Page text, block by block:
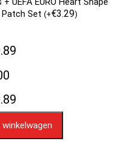
Patch Set(+€3.29)